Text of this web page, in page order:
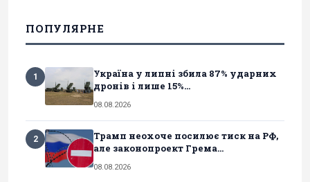
ПОПУЛЯРНЕ
1
Україна у липні збила 87% ударних
дронів і лише 15%...
08.08.2026
2
Трамп неохоче посилює тиск на РФ,
але законопроект Грема...
08.08.2026